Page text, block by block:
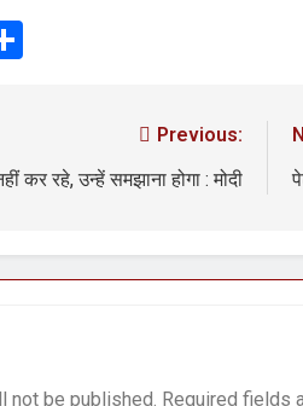
Previous:
कर रहे, उन्हें समझाना होगा : मोदी
not be published. Required fields